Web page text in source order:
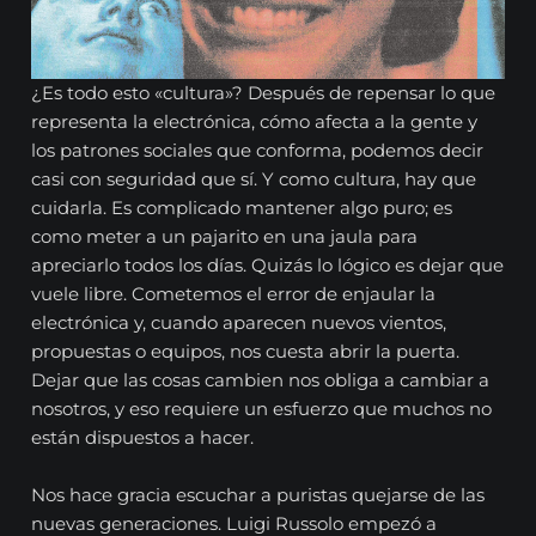
¿Es todo esto «cultura»? Después de repensar lo que
representa la electrónica, cómo afecta a la gente y
los patrones sociales que conforma, podemos decir
casi con seguridad que sí. Y como cultura, hay que
cuidarla. Es complicado mantener algo puro; es
como meter a un pajarito en una jaula para
apreciarlo todos los días. Quizás lo lógico es dejar que
vuele libre. Cometemos el error de enjaular la
electrónica y, cuando aparecen nuevos vientos,
propuestas o equipos, nos cuesta abrir la puerta.
Dejar que las cosas cambien nos obliga a cambiar a
nosotros, y eso requiere un esfuerzo que muchos no
están dispuestos a hacer.
Nos hace gracia escuchar a puristas quejarse de las
nuevas generaciones. Luigi Russolo empezó a